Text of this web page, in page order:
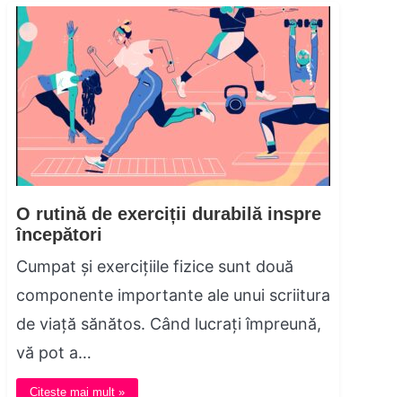
O rutină de exerciții durabilă inspre
începători
Cumpat și exercițiile fizice sunt două
componente importante ale unui scriitura
de viață sănătos. Când lucrați împreună,
vă pot a…
Citește mai mult »